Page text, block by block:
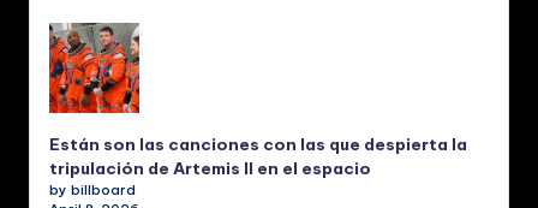
Están son las canciones con las que despierta la
tripulación de Artemis II en el espacio
by billboard